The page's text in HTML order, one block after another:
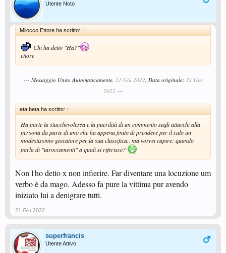
Utente Noto
Milocco Ettore ha scritto: ↑
Chi ha detto "Ha?"
ettore
--- Messaggio Unito Automaticamente, 21 Giu 2022, Data originale: 21 Giu
2022 ---
eta beta ha scritto: ↑
Ha parte la stucchevolezza e la puerilità di un commento sugli attacchi alla
persona da parte di uno che ha appena finito di prendere per il culo un
modestissimo giocatore per la sua classifica.. ma vorrei capire: quando
parla di "taroccamenti" a quali si riferisce?
Non l'ho detto x non infierire. Far diventare una locuzione um
verbo è da mago. Adesso fa pure la vittima pur avendo
iniziato lui a denigrare tutti.
21 Giu 2022
superfrancis
Utente Attivo